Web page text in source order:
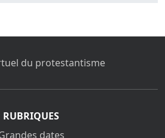
du protestantisme
RUBRIQUES
dates